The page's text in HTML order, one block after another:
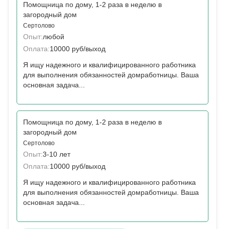
Помощница по дому, 1-2 раза в неделю в
загородный дом
Сертолово
Опыт:любой
Оплата:10000 руб/выход
Я ищу надежного и квалифицированного работника
для выполнения обязанностей домработницы. Ваша
основная задача...
Помощница по дому, 1-2 раза в неделю в
загородный дом
Сертолово
Опыт:3-10 лет
Оплата:10000 руб/выход
Я ищу надежного и квалифицированного работника
для выполнения обязанностей домработницы. Ваша
основная задача...